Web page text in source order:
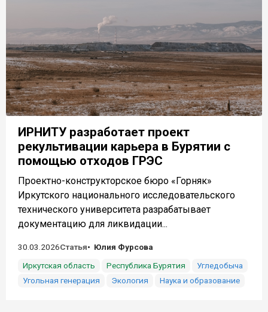
ИРНИТУ разработает проект
рекультивации карьера в Бурятии с
помощью отходов ГРЭС
Проектно-конструкторское бюро «Горняк»
Иркутского национального исследовательского
технического университета разрабатывает
документацию для ликвидации...
30.03.2026Статья
Юлия Фурсова
Иркутская область
Республика Бурятия
Угледобыча
Угольная генерация
Экология Наука и образование